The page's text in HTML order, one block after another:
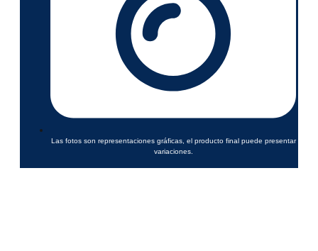
Las fotos son representaciones gráficas, el producto final puede presentar
variaciones.